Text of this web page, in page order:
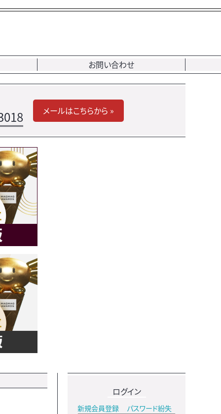
お問い合わせ
メールはこちらから »
ログイン
新規会員登録 パスワード紛失